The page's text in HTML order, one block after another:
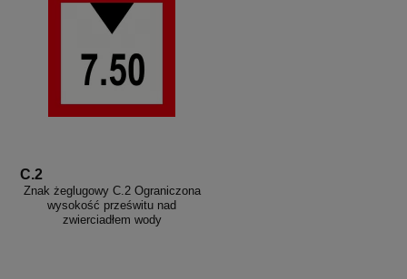
C.2
Znak żeglugowy C.2 Ograniczona
wysokość prześwitu nad
zwierciadłem wody